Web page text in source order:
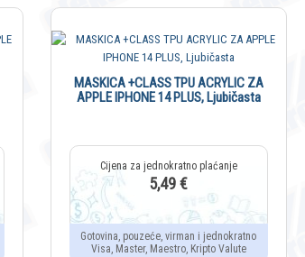
MASKICA +CLASS TPU ACRYLIC ZA
APPLE IPHONE 14 PLUS, Ljubičasta
5,49 €
Gotovina, pouzeće, virman i jednokratno
Visa, Master, Maestro, Kripto Valute